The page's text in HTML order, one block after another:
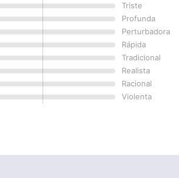
Triste
Profunda
Perturbadora
Rápida
Tradicional
Realista
Racional
Violenta